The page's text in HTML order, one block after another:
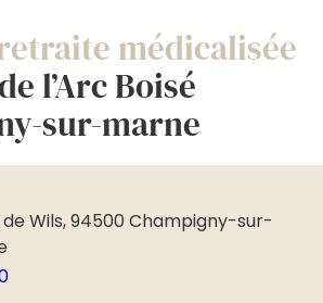
médicalisée
l’Arc Boisé
sur-marne
Wils, 94500 Champigny-sur-